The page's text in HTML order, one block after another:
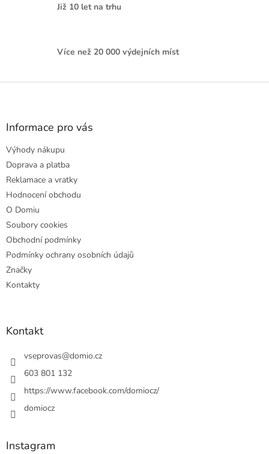
Již 10 let na trhu
Více než 20 000 výdejních míst
Z
Informace pro vás
Výhody nákupu
Doprava a platba
Reklamace a vratky
Hodnocení obchodu
O Domiu
Soubory cookies
Obchodní podmínky
Podmínky ochrany osobních údajů
Značky
Kontakty
Kontakt
vseprovas@domio.cz
603 801 132
https://www.facebook.com/domiocz/
domiocz
Instagram